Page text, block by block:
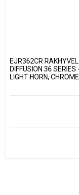
EJR362CR
DIFFUSION 36
LIGHT HORN,